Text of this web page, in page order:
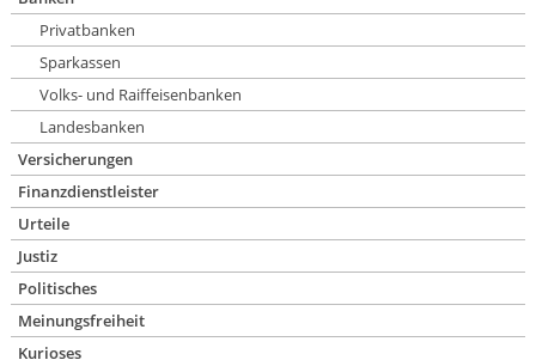
Privatbanken
Sparkassen
Volks- und Raiffeisenbanken
Landesbanken
Versicherungen
Finanzdienstleister
Urteile
Justiz
Politisches
Meinungsfreiheit
Kurioses